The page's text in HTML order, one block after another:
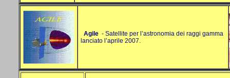
Agile - Satellite per l’astronomia dei raggi gamma
lanciato l’aprile 2007.